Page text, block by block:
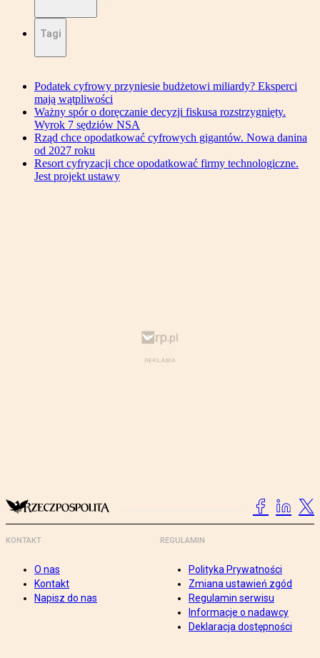
Tagi
Podatek cyfrowy przyniesie budżetowi miliardy? Eksperci
mają wątpliwości
Ważny spór o doręczanie decyzji fiskusa rozstrzygnięty.
Wyrok 7 sędziów NSA
Rząd chce opodatkować cyfrowych gigantów. Nowa danina
od 2027 roku
Resort cyfryzacji chce opodatkować firmy technologiczne.
Jest projekt ustawy
KONTAKT
O nas
Kontakt
Napisz do nas
REGULAMIN
Polityka Prywatności
Zmiana ustawień zgód
Regulamin serwisu
Informacje o nadawcy
Deklaracja dostępności